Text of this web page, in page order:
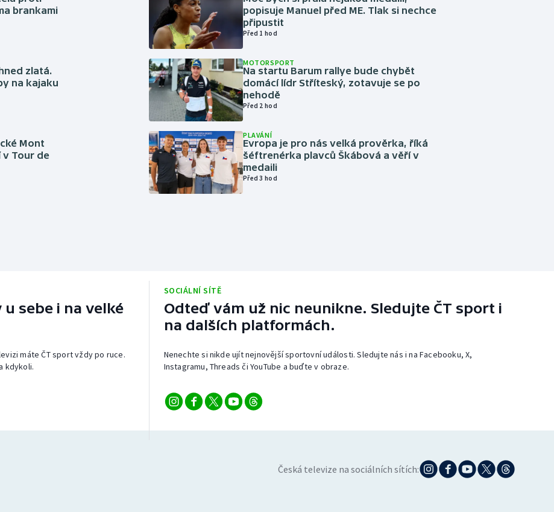
brankami
zlatá.
na kajaku
Mont
v Tour de
popisuje Manuel před ME. Tlak si nechce
připustit
Před 1 hod
MOTORSPORT
Na startu Barum rallye bude chybět
domácí lídr Stříteský, zotavuje se po
nehodě
Před 2 hod
PLAVÁNÍ
Evropa je pro nás velká prověrka, říká
šéftrenérka plavců Škábová a věří v
medaili
Před 3 hod
sebe i na velké
máte ČT sport vždy po ruce.
kdykoli.
SOCIÁLNÍ SÍTĚ
Odteď vám už nic neunikne. Sledujte ČT sport i
na dalších platformách.
Nenechte si nikde ujít nejnovější sportovní události. Sledujte nás i na Facebooku, X,
Instagramu, Threads či YouTube a buďte v obraze.
Česká televize na sociálních sítích: